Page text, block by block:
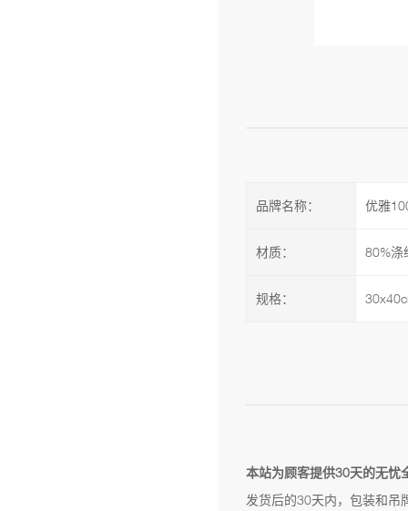
品牌名称： 优雅
材质： 80%涤
规格：
本站为顾客提供30天的无忧
发货后的30天内，包装和吊